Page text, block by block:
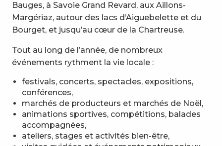
Bauges, à Savoie Grand Revard, aux Aillons-
Margériaz, autour des lacs d’Aiguebelette et du
Bourget, et jusqu’au cœur de la Chartreuse.
Tout au long de l’année, de nombreux
événements rythment la vie locale :
festivals, concerts, spectacles, expositions,
conférences,
marchés de producteurs et marchés de Noël,
animations sportives, compétitions, balades
accompagnées,
ateliers, stages et activités bien-être,